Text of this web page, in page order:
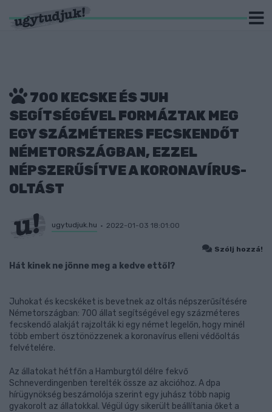
700 KECSKE ÉS JUH
SEGÍTSÉGÉVEL FORMÁZTAK MEG
EGY SZÁZMÉTERES FECSKENDŐT
NÉMETORSZÁGBAN, EZZEL
NÉPSZERŰSÍTVE A KORONAVÍRUS-
OLTÁST
ugytudjuk.hu 2022-01-03 18:01:00
Szólj hozzá!
Hát kinek ne jönne meg a kedve ettől?
Juhokat és kecskéket is bevetnek az oltás népszerűsítésére
Németországban: 700 állat segítségével egy százméteres
fecskendő alakját rajzolták ki egy német legelőn, hogy minél
több embert ösztönözzenek a koronavírus elleni védőoltás
felvételére.
Az állatokat hétfőn a Hamburgtól délre fekvő
Schneverdingenben terelték össze az akcióhoz. A dpa
hírügynökség beszámolója szerint egy juhász több napig
gyakorolt az állatokkal. Végül úgy sikerült beállítania őket a